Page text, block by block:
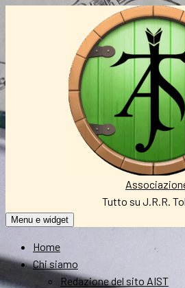
Tutto su J.R.R.
Menu e widget
Home
Chi siamo
Redazione del sito AIST